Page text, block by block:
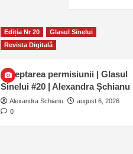
Ediția Nr 20
Glasul Sinelui
Revista Digitală
Așteptarea permisiunii | Glasul
Sinelui #20 | Alexandra Șchianu
Alexandra Schianu
august 6, 2026
0